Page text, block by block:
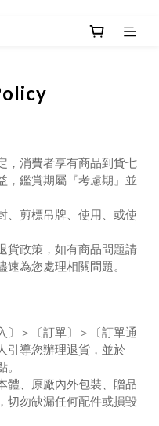
，消費者享有商品到貨七
，鑑賞期屬『考慮期』並
、剪標吊牌、使用、或使
貨政策，如有商品問題請
為您處理相關問題。
〕＞〔訂單〕＞〔訂單通
引導您辦理退貨，並於
體、原廠內外包裝、贈品
切勿缺漏任何配件或損毀